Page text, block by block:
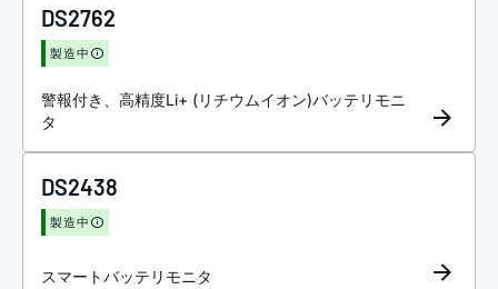
DS2762
製造中
警報付き、高精度Li+ (リチウムイオン)バッテリモニ
タ
DS2438
製造中
スマートバッテリモニタ